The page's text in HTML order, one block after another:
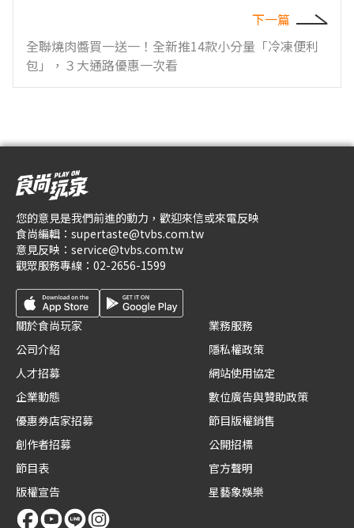
下一篇
全聯燒肉醬買一送一！全新推14款小分量「冷凍便利
包」，３大通路優惠一次看
您的意見是我們前進的動力，歡迎來信或來電反映
食尚編輯： supertaste@tvbs.com.tw
意見反映： service@tvbs.com.tw
觀眾服務專線： 02-2656-1599
關於食尚玩家
公司介紹
人才招募
企業動態
優惠券店家招募
創作者招募
節目表
版權宣告
業務服務
隱私權政策
網站使用協定
數位廣告與贊助政策
節目版權銷售
公開招標
官方聲明
星藝象娛樂